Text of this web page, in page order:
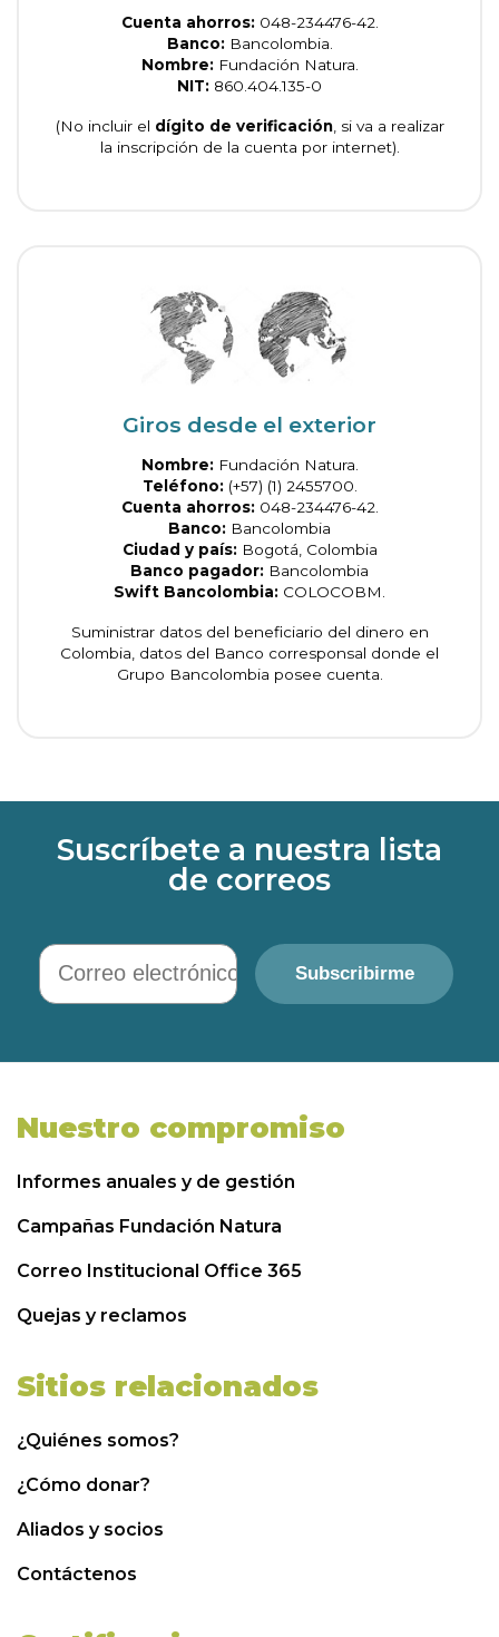
Cuenta ahorros:048-234476-42.
Banco:Bancolombia.
Nombre:Fundación Natura.
NIT: 860.404.135-0
(No incluir el dígito de verificación, si va a realizar
la inscripción de la cuenta por internet).
Giros desde el exterior
Nombre:Fundación Natura.
Teléfono:(+57) (1) 2455700.
Cuenta ahorros:048-234476-42.
Banco: Bancolombia
Ciudad y país:Bogotá, Colombia
Banco pagador: Bancolombia
Swift Bancolombia: COLOCOBM.
Suministrar datos del beneficiario del dinero en
Colombia, datos del Banco corresponsal donde el
Grupo Bancolombia posee cuenta.
Suscríbete a nuestra lista
de correos
Correo electrónico
Subscribirme
Nuestro compromiso
Informes anuales y de gestión
Campañas Fundación Natura
Correo Institucional Office 365
Quejas y reclamos
Sitios relacionados
¿Quiénes somos?
¿Cómo donar?
Aliados y socios
Contáctenos